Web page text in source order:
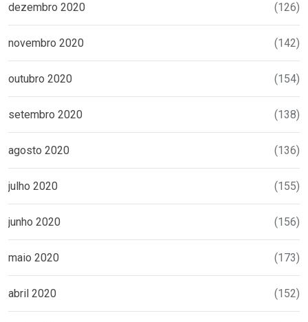
dezembro 2020 (126)
novembro 2020 (142)
outubro 2020 (154)
setembro 2020 (138)
agosto 2020 (136)
julho 2020 (155)
junho 2020 (156)
maio 2020 (173)
abril 2020 (152)